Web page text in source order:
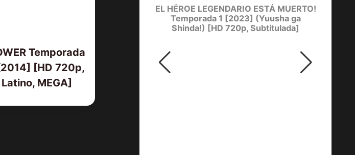
Temporada
[HD 720p,
Latino, MEGA]
EL HÉROE LEGENDARIO ESTÁ MUERTO!
Temporada 1 [2023] (Yuusha ga
Shinda!) [HD 720p, Subtitulada]